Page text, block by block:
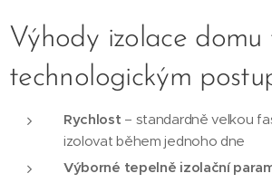
Výhody izolace domu
technologickým
Rychlost – standardně velkou
izolovat během jednoho dne
Výborné tepelně izolační